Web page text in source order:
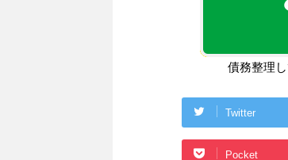
債務整理
Twitter
Pocket